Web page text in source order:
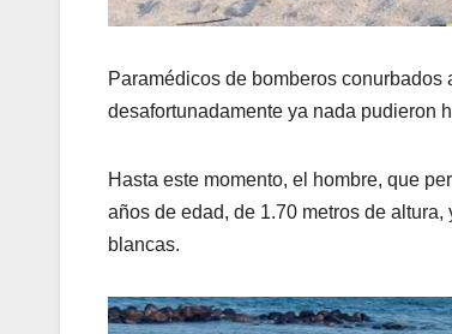
Paramédicos de bomberos
desafortunadamente ya nada pudieron
Hasta este momento, el hombre, que
años de edad, de 1.70 metros de
blancas.